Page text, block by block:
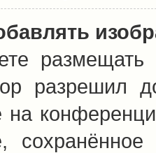
размещать
разрешил
на